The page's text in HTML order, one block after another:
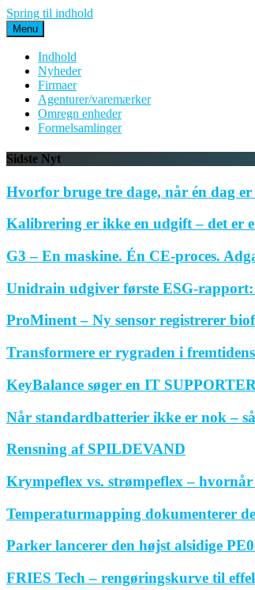
Spring til indhold
Menu
Indhold
Nyheder
Firmaer
Agenturer/varemærker
Omregn enheder
Formelsamlinger
Sidste Nyt
Hvorfor bruge tre dage, når én dag
Kalibrering er ikke en udgift – det er
G3 – En maskine. Én CE-proces.
Unidrain udgiver første ESG-
ProMinent – Ny sensor registrerer
Transformere er rygraden i
KeyBalance søger en IT
Når standardbatterier ikke er nok –
Rensning af SPILDEVAND
Krympeflex vs. strømpeflex –
Temperaturmapping dokumenterer
Parker lancerer den højst alsidige
FRIES Tech – rengøringskurve til